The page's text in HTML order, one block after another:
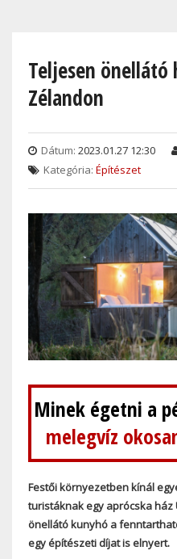
contentTeljesen
Zélandon
Dátum: 2023.01.27 12:30
Kategória: Építészet
Minek égetni a
melegvíz
Festői környezetben kínál
turistáknak egy aprócska ház
önellátó kunyhó a
egy építészeti díjat is elnyert.